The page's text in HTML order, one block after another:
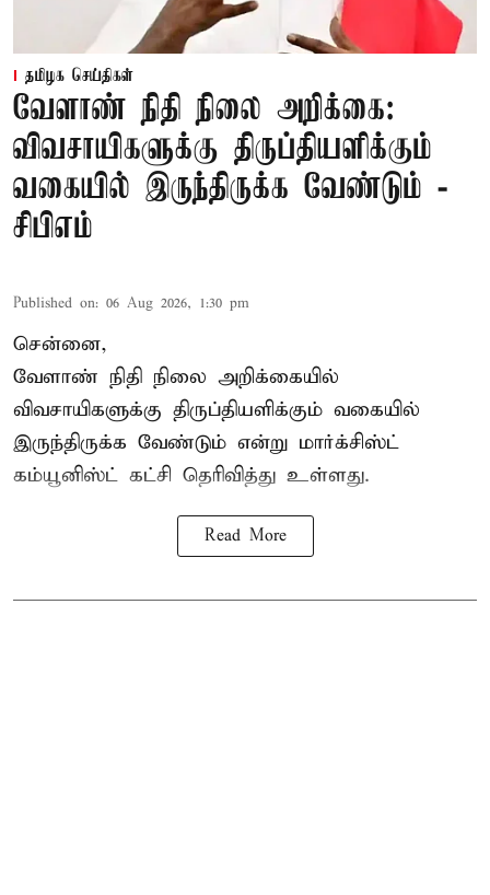
தமிழக செய்திகள்
வேளாண் நிதி நிலை அறிக்கை:
விவசாயிகளுக்கு திருப்தியளிக்கும்
வகையில் இருந்திருக்க வேண்டும் -
சிபிஎம்
Published on: 06 Aug 2026, 1:30 pm
சென்னை,
வேளாண் நிதி நிலை அறிக்கையில்
விவசாயிகளுக்கு திருப்தியளிக்கும் வகையில்
இருந்திருக்க வேண்டும் என்று மார்க்சிஸ்ட்
கம்யூனிஸ்ட் கட்சி தெரிவித்து உள்ளது.
Read More